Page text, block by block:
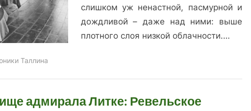
слишком уж ненастной, пасмурной и
дождливой – даже над ними: выше
плотного слоя низкой облачности.…
Таллина
адмирала Литке: Ревельское